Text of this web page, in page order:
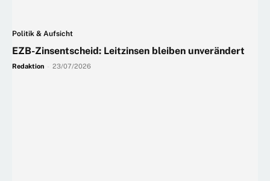
Politik & Aufsicht
EZB-Zinsentscheid: Leitzinsen bleiben unverändert
Redaktion 23/07/2026